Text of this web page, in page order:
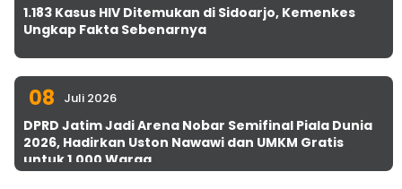
1.183 Kasus HIV Ditemukan di Sidoarjo, Kemenkes
Ungkap Fakta Sebenarnya
08 Juli 2026
DPRD Jatim Jadi Arena Nobar Semifinal Piala Dunia
2026, Hadirkan Uston Nawawi dan UMKM Gratis
untuk 1.000 Warga